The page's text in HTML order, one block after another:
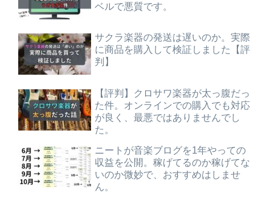
ベルで悪質です。
サクラ楽器の発送は遅いのか。実際
に商品を購入して検証しました【評
判】
【評判】クロサワ楽器が太っ腹だっ
た件。オンラインでの購入でも対応
が良く、最悪ではありませんでし
た。
ニートが音楽ブログを1年やっての
収益を公開。稼げてるのか稼げてな
いのか微妙で、おすすめはしませ
ん。